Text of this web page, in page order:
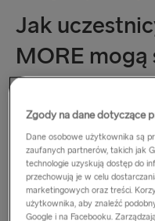
Jak
MORE
promocji?
Tak długo, jak
niezmienione, będziemy
wszelkich ofertach lub
osobom
Zgody na dane dotyczące
Dane osobowe użytkownika są
zaufanych partnerów, takich jak
technologie uzyskują dostęp do
przechowują je w celu
marketingowych oraz treści.
użytkownika, aby znaleźć
Google i na Facebooku.